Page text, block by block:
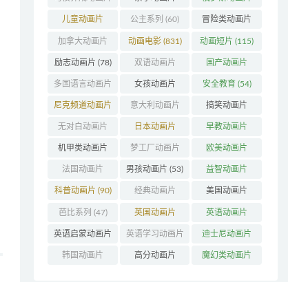
(74) (396) (56)
儿童动画片
(346)
公主系列 (60) 冒险类动画片
(1270)
加拿大动画片
(158)
动画电影(831) 动画短片 (115)
励志动画片 (78) 双语动画片
(220)
国产动画片
(1382)
多国语言动画片
(179)
女孩动画片
(162)
安全教育 (54)
尼克频道动画片
(83)
意大利动画片
(50)
搞笑动画片
(802)
无对白动画片
(78)
日本动画片
(319)
早教动画片
(405)
机甲类动画片
(207)
梦工厂动画片
(155)
欧美动画片
(996)
法国动画片
(203)
男孩动画片 (53) 益智动画片
(1549)
科普动画片 (90) 经典动画片
(707)
美国动画片
(843)
芭比系列 (47) 英国动画片
(199)
英语动画片
(211)
英语启蒙动画片
(160)
英语学习动画片
(85)
迪士尼动画片
(315)
韩国动画片 高分动画片 魔幻类动画片